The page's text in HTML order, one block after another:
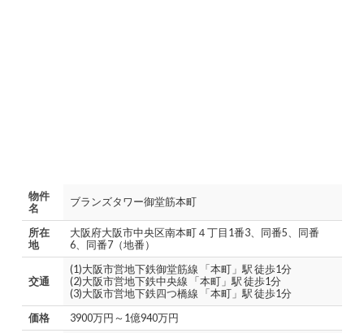
物件
名
ブランズタワー御堂筋本町
所在
地
大阪府大阪市中央区南本町４丁目1番3、同番5、同番
6、同番7（地番）
交通
(1)大阪市営地下鉄御堂筋線 「本町」駅 徒歩1分
(2)大阪市営地下鉄中央線 「本町」駅 徒歩1分
(3)大阪市営地下鉄四つ橋線 「本町」駅 徒歩1分
価格
3900万円～1億940万円